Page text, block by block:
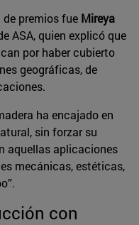
premios fue Mireya
ASA, quien explicó que
por haber cubierto
geográficas, de
ha encajado en
sin forzar su
aquellas aplicaciones
mecánicas, estéticas,
con